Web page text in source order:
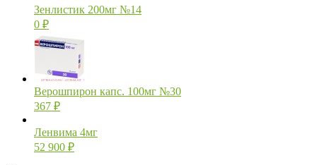
Зенлистик 200мг №14
0 ₽
Верошпирон капс. 100мг №30
367 ₽
Ленвима 4мг
52 900 ₽